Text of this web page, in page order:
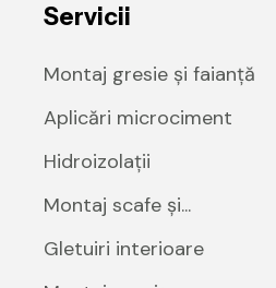
Servicii
Montaj gresie și faianță
Aplicări microciment
Hidroizolații
Montaj scafe și...
Gletuiri interioare